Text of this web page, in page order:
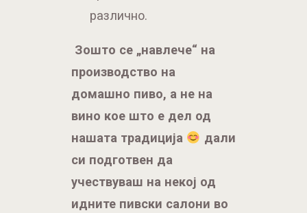
нашата традиција
дали
си подготвен да
учествуваш на некој од
идните пивски салони во
организација на порталот
сакам пиво после
завршувањето на
пандемијата.